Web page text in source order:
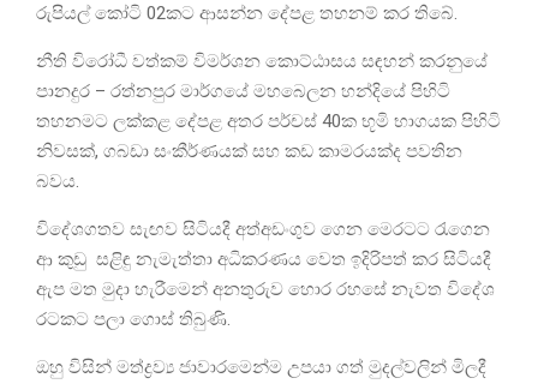
රුපියල් කෝටි 02කට ආසන්න දේපළ තහනම් කර තිබේ.
නීති විරෝධී වත්කම් විමර්ශන කොට්ඨාසය සඳහන් කරනුයේ
පානදුර – රත්නපුර මාර්ගයේ මහබෙලන හන්දියේ පිහිටි
තහනමට ලක්කළ දේපළ අතර පර්චස් 40ක භූමි භාගයක පිහිටි
නිවසක්, ගබඩා සංකීර්ණයක් සහ කඩ කාමරයක්ද පවතින
බවය.
විදේශගතව සැඟව සිටියදී අත්අඩංගුව ගෙන මෙරටට රැගෙන
ආ කුඩු සළිඳු නැමැත්තා අධිකරණය වෙත ඉදිරිපත් කර සිටියදී
ඇප මත මුදා හැරීමෙන් අනතුරුව හොර රහසේ නැවත විදේශ
රටකට පලා ගොස් තිබුණි.
ඔහු විසින් මත්ද්‍රව්‍ය ජාවාරමෙන්ම උපයා ගත් මුදල්වලින් මිලදී